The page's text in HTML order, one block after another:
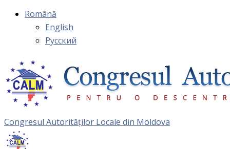
Română
English
Русский
Congresul Autorităţilor Locale din Moldova